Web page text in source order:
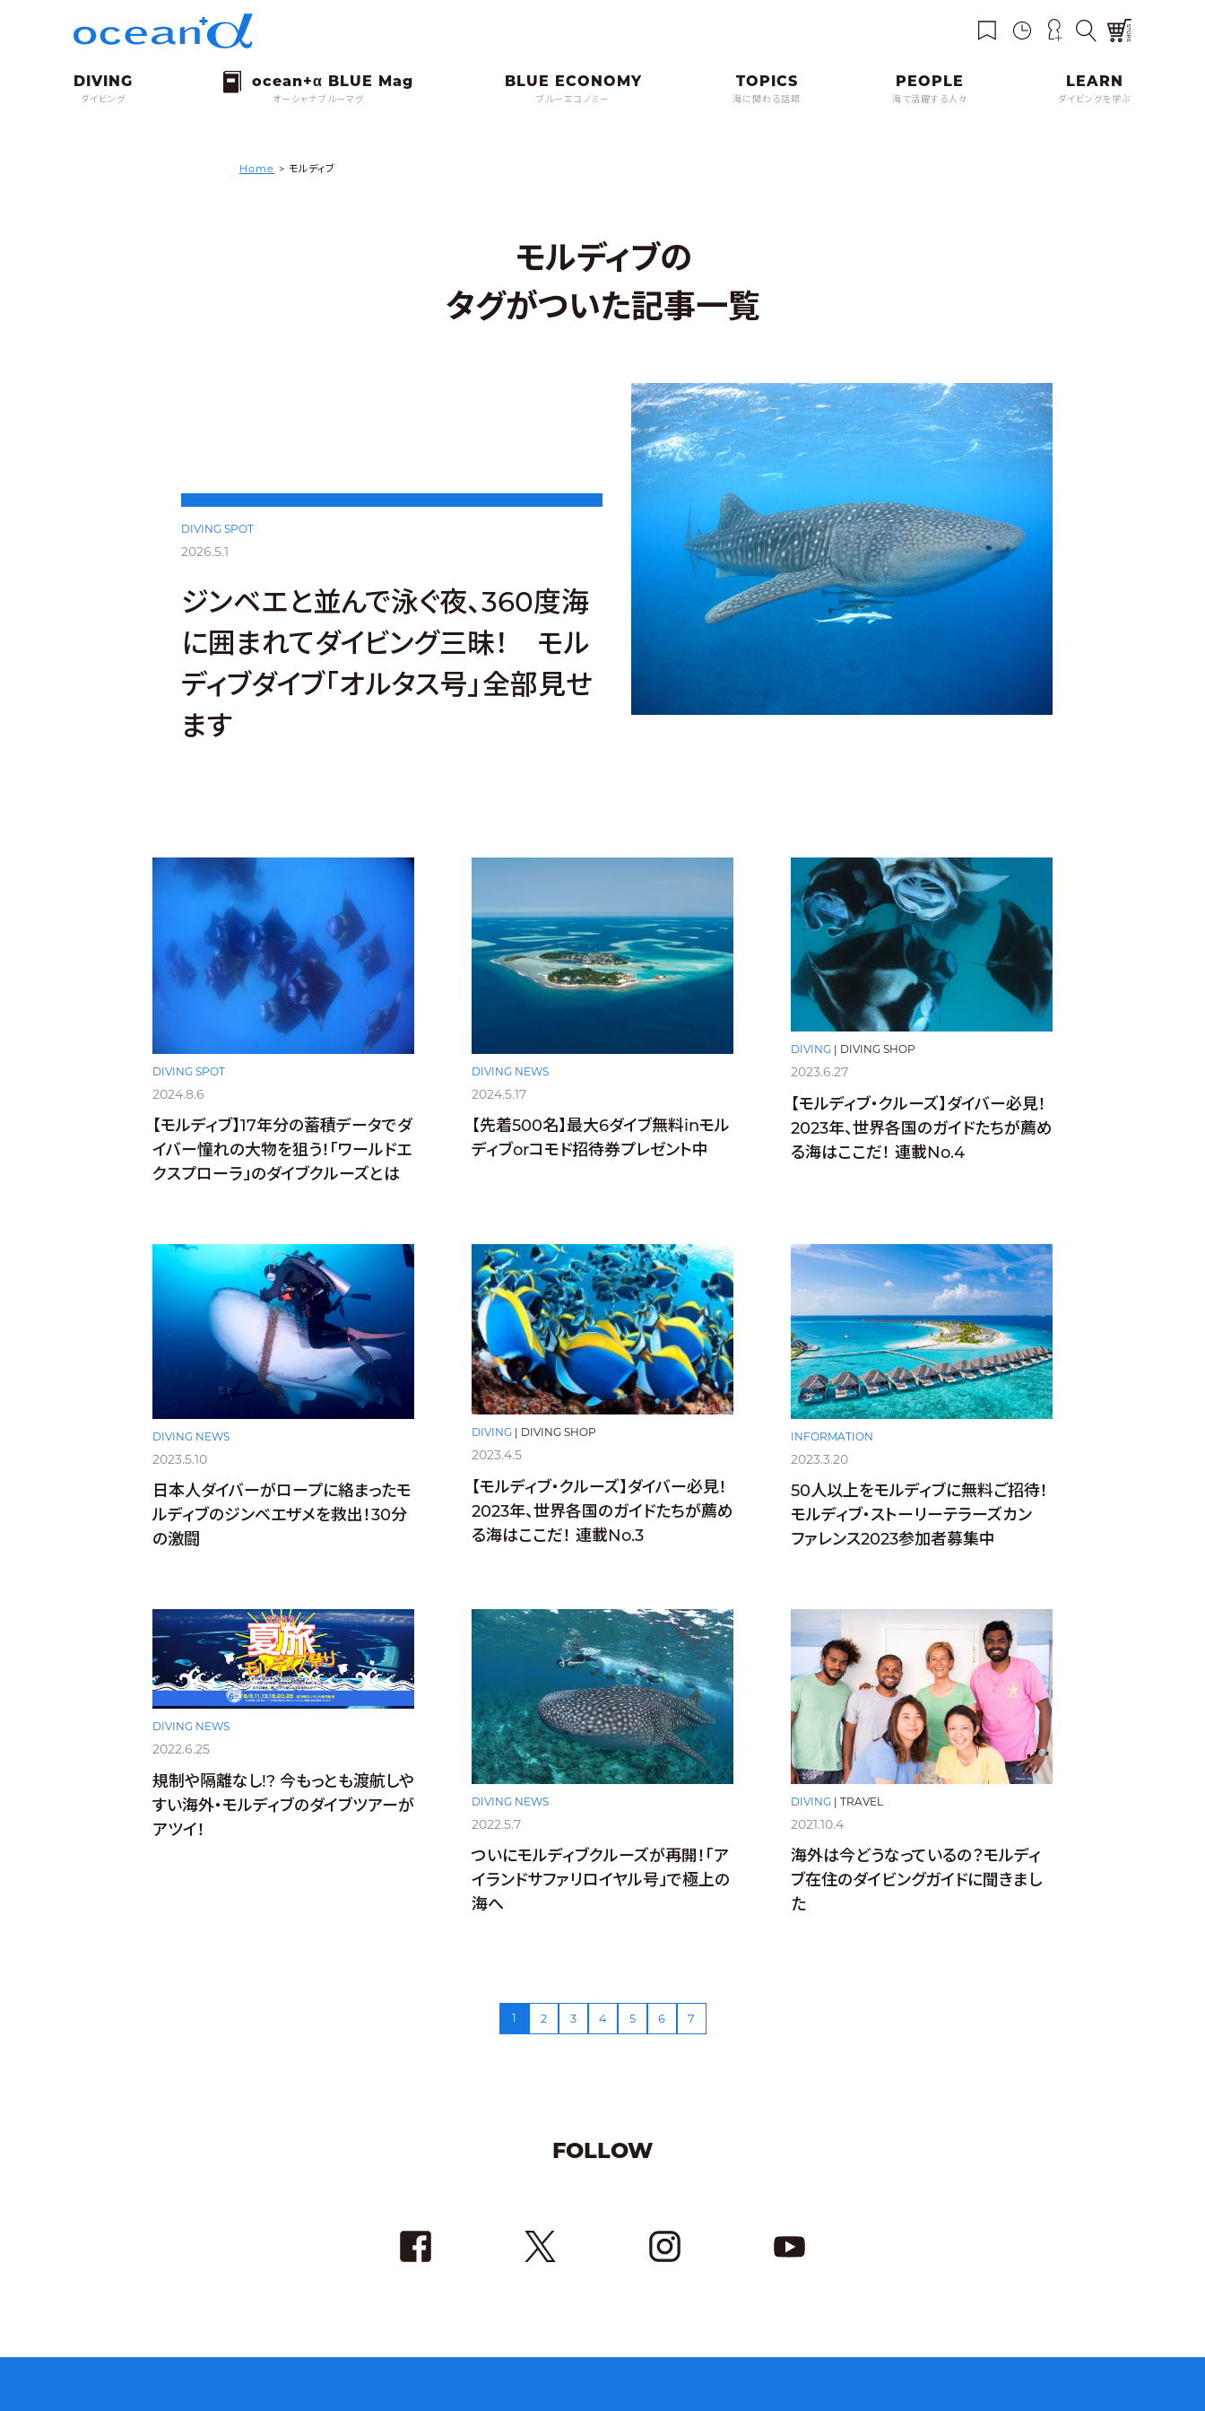
ダイビング オーシャナブルーマグ ブルーエコノミー 海に関わる話題 海で活躍する人々 ダイビングを学ぶ
Home > モルディブ
モルディブの
タグがついた記事一覧
DIVING SPOT
2026.5.1
ジンベエと並んで泳ぐ夜、360度海
に囲まれてダイビング三昧！ モル
ディブダイブ「オルタス号」全部見せ
ます
DIVING SPOT
2024.8.6
【モルディブ】17年分の蓄積データでダ
イバー憧れの大物を狙う！「ワールドエ
クスプローラ」のダイブクルーズとは
DIVING NEWS
2024.5.17
【先着500名】最大6ダイブ無料inモル
ディブorコモド招待券プレゼント中
DIVING | DIVING SHOP
2023.6.27
【モルディブ・クルーズ】ダイバー必見！
2023年、世界各国のガイドたちが薦め
る海はここだ！ 連載No.4
DIVING NEWS
2023.5.10
日本人ダイバーがロープに絡まったモ
ルディブのジンベエザメを救出！30分
の激闘
DIVING | DIVING SHOP
2023.4.5
【モルディブ・クルーズ】ダイバー必見！
2023年、世界各国のガイドたちが薦め
る海はここだ！ 連載No.3
INFORMATION
2023.3.20
50人以上をモルディブに無料ご招待！
モルディブ・ストーリーテラーズカン
ファレンス2023参加者募集中
DIVING NEWS
2022.6.25
規制や隔離なし!? 今もっとも渡航しや
すい海外・モルディブのダイブツアーが
アツイ！
DIVING NEWS
2022.5.7
ついにモルディブクルーズが再開！「ア
イランドサファリロイヤル号」で極上の
海へ
DIVING | TRAVEL
2021.10.4
海外は今どうなっているの？モルディ
ブ在住のダイビングガイドに聞きまし
た
1 2 3 4 5 6 7
FOLLOW